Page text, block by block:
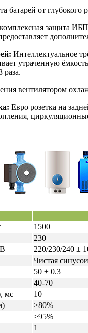
батарей от
защита
Интеллектуальное
утраченную
раза.
вентилятором
Евро розетка на
1500
230
220/230/240 ±
Чистая
50 ± 0.3
40-70
мс
10
>80%
>95%
1